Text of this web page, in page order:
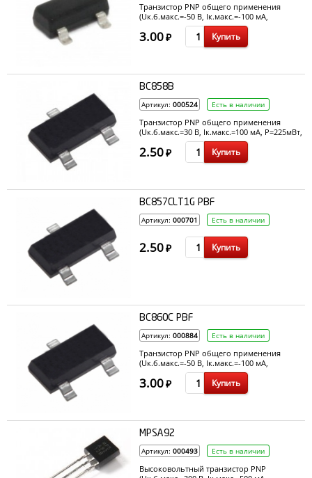
Транзистор PNP общего применения
(Uк.б.макс.=-50 В, Ік.макс.=-100 мА,
P=310мВт, h21э=200~450, fгр=100 МГц)
3.00₽ Купить
BC858B
Артикул: 000524 Есть в наличии
Транзистор PNP общего применения
(Uк.б.макс.=30 В, Ік.макс.=100 мА, P=225мВт,
h21э=220~475, fгр=100 МГц)
2.50₽ Купить
BC857CLT1G PBF
Артикул: 000701 Есть в наличии
2.50₽ Купить
BC860C PBF
Артикул: 000884 Есть в наличии
Транзистор PNP общего применения
(Uк.б.макс.=-50 В, Ік.макс.=-100 мА,
P=200мВт, h21э=420-800, fгр=100 МГц)
3.00₽ Купить
MPSA92
Артикул: 000493 Есть в наличии
Высоковольтный транзистор PNP